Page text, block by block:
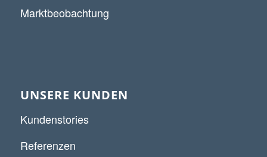
Marktbeobachtung
UNSERE KUNDEN
Kundenstories
Referenzen